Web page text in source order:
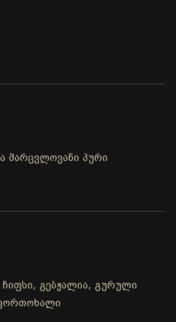
მარცვლოვანი პური
გებჟალია, გურული
ფორთოხალი